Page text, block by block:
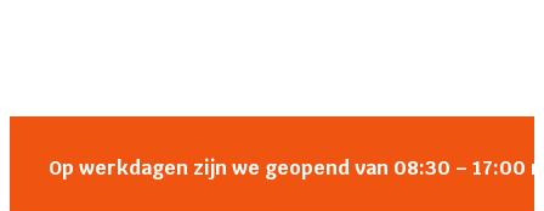
Op werkdagen zijn we geopend van 08:30 –